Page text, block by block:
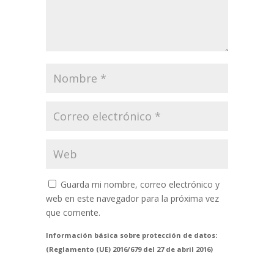
Guarda mi nombre, correo electrónico y
web en este navegador para la próxima vez
que comente.
Información básica sobre protección de datos:
(Reglamento (UE) 2016/679 del 27 de abril 2016)